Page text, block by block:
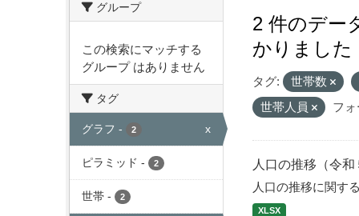
グループ
この検索にマッチする
グループ はありません
タグ
グラフ - 2 x
ピラミッド - 2
世帯 - 2
2 件のデー
かりました
タグ: 世帯数
世帯人員
フ
人口の推移（令和
人口の推移に関す
XLSX